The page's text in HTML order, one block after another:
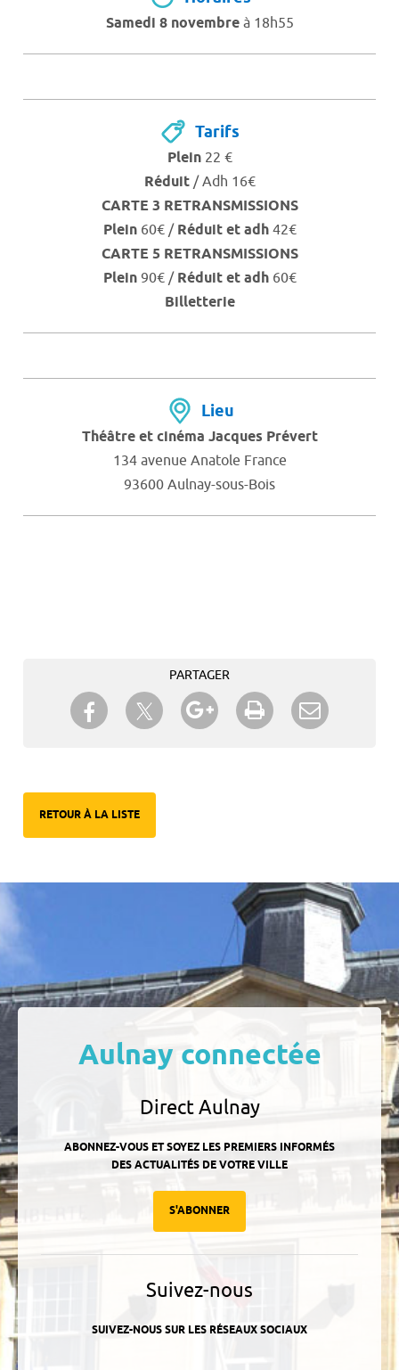
Samedi 8 novembreà 18h55
Tarifs
Plein22 €
Réduit/ Adh 16€
CARTE 3 RETRANSMISSIONS
Plein60€ / Réduit et adh42€
CARTE 5 RETRANSMISSIONS
Plein90€ / Réduit et adh60€
Billetterie
Lieu
Théâtre et cinéma Jacques Prévert
134 avenue Anatole France
93600 Aulnay-sous-Bois
PARTAGER
Partager sur Facebook
Partager sur TwitterPartager sur Google+
Imprimer
RETOUR À LA LISTE
Aulnay connectée
Direct Aulnay
ABONNEZ-VOUS ET SOYEZ LES PREMIERS INFORMÉS
DES ACTUALITÉS DE VOTRE VILLE
S'ABONNER
Suivez-nous
SUIVEZ-NOUS SUR LES RÉSEAUX SOCIAUX